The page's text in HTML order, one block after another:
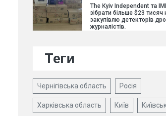
The Kyiv Independent та
зібрати більше $23 тисяч
закупівлю детекторів
журналістів.
Теги
Чернігівська область Росія
Харківська область Київ